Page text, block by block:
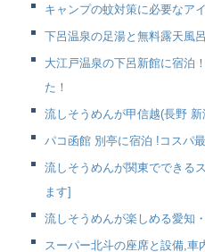
キャンプの蚊対策に必要なア
下呂温泉の足湯と無料露天風
大江戸温泉の下呂新館に宿泊
た！
流しそうめんが甲信越(長野
パコ函館 別亭に宿泊 !コスパ
流しそうめんが関東でできる
ます]
流しそうめんが楽しめる愛知
スーパー北斗の座席と設備,